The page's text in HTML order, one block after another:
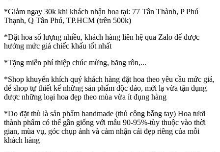
*Giảm ngay 30k khi khách nhận hoa tại: 77 Tân Thành, P Phú
Thạnh, Q Tân Phú, TP.HCM (trên 500k)
*Đặt hoa số lượng nhiều, khách hàng liên hệ qua Zalo để được
hưởng mức giá chiếc khấu tốt nhất
*Tặng miễn phí thiệp chúc mừng, băng rôn,...
*Shop khuyến khích quý khách hàng đặt hoa theo yêu cầu mức giá,
để shop tự thiết kế những sản phẩm độc đáo, mới lạ vừa tận dụng
được những loại hoa đẹp theo mùa vừa ít đụng hàng
*Do đặt thù là sản phẩm handmade (thủ công bằng tay) Hoa tươi
thành phẩm có thể gần giống với mẫu 90-95%-tùy thuộc vào thời
gian, mùa vụ, góc chụp ảnh và cảm nhận cái đẹp riêng của mỗi
khách hàng